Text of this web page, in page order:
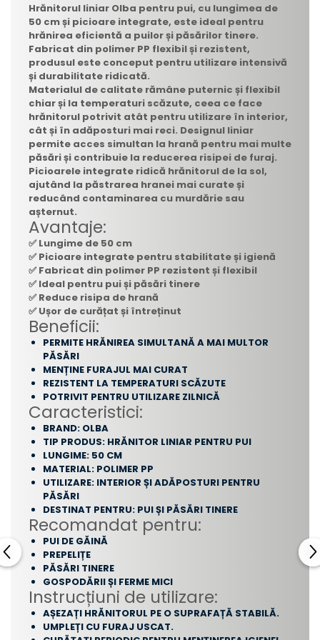
Hrănitorul liniar Olba pentru pui, cu lungimea de
50 cm și picioare integrate, este ideal pentru
hrănirea eficientă a puilor și păsărilor tinere.
Fabricat din polimer PP flexibil și rezistent,
produsul este conceput pentru utilizare intensivă
și durabilitate ridicată.
Materialul de calitate rămâne puternic și flexibil
chiar și la temperaturi scăzute, ceea ce face
hrănitorul potrivit atât pentru utilizare în interior,
cât și în adăposturi mai reci. Designul liniar
permite acces simultan la hrană pentru mai multe
păsări și contribuie la reducerea risipei de furaj.
Picioarele integrate ridică hrănitorul de la sol,
ajutând la păstrarea hranei mai curate și
reducând contaminarea cu murdărie sau
așternut.
Avantaje:
✅ Lungime de 50 cm
✅ Picioare integrate pentru stabilitate și igienă
✅ Fabricat din polimer PP rezistent și flexibil
✅ Ideal pentru pui și păsări tinere
✅ Reduce risipa de hrană
✅ Ușor de curățat și întreținut
Beneficii:
PERMITE HRĂNIREA SIMULTANĂ A MAI MULTOR
PĂSĂRI
MENȚINE FURAJUL MAI CURAT
REZISTENT LA TEMPERATURI SCĂZUTE
POTRIVIT PENTRU UTILIZARE ZILNICĂ
Caracteristici:
BRAND: OLBA
TIP PRODUS: HRĂNITOR LINIAR PENTRU PUI
LUNGIME: 50 CM
MATERIAL: POLIMER PP
UTILIZARE: INTERIOR ȘI ADĂPOSTURI PENTRU
PĂSĂRI
DESTINAT PENTRU: PUI ȘI PĂSĂRI TINERE
Recomandat pentru:
PUI DE GĂINĂ
PREPELIȚE
PĂSĂRI TINERE
GOSPODĂRII ȘI FERME MICI
Instrucțiuni de utilizare:
AȘEZAȚI HRĂNITORUL PE O SUPRAFAȚĂ STABILĂ.
UMPLEȚI CU FURAJ USCAT.